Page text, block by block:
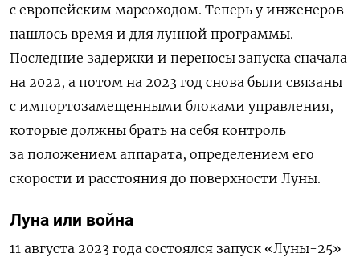
с европейским марсоходом. Теперь у инженеров
нашлось время и для лунной программы.
Последние задержки и переносы запуска сначала
на 2022, а потом на 2023 год снова были связаны
с импортозамещенными блоками управления,
которые должны брать на себя контроль
за положением аппарата, определением его
скорости и расстояния до поверхности Луны.
Луна или война
11 августа 2023 года состоялся запуск «Луны-25»